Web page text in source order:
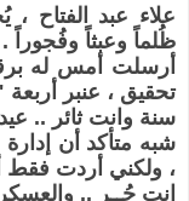
علاء عبد الفتاح
ظُلماً وعبثاً وفُجوراً .
أرسلت أمس له
تحقيق ، عنبر
سنة وانت ثائر ..
شبه متأكد أن
، ولكني أردت فقط
انت حُــر ..